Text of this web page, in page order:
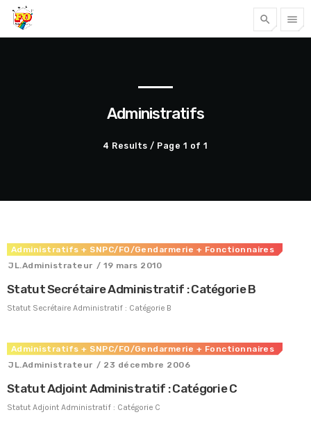
search menu
Accéder
Administratifs
4 Results / Page 1 of 1
Administratifs + SNPC/FO/Gendarmerie + Fonctionnaires
JL.Administrateur / 19 mars 2010
Statut Secrétaire Administratif : Catégorie B
Statut Secrétaire Administratif : Catégorie B
Administratifs + SNPC/FO/Gendarmerie + Fonctionnaires
JL.Administrateur / 23 décembre 2006
Statut Adjoint Administratif : Catégorie C
Statut Adjoint Administratif : Catégorie C